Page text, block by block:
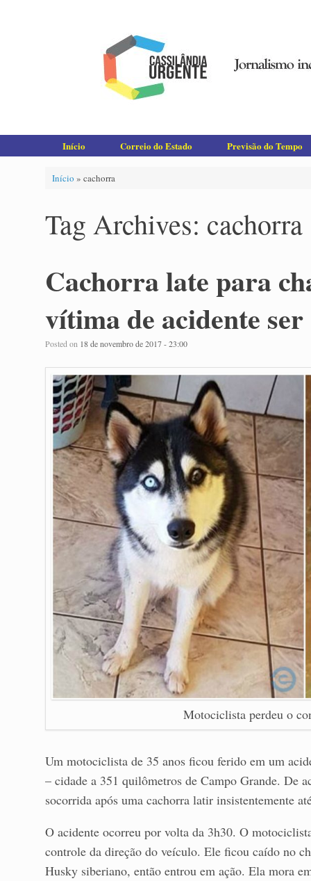
Início Correio do Estado Previsão do Tempo
Início » cachorra
Tag Archives: cachorra
Cachorra late para
vítima de acidente
Posted on 18 de novembro de 2017 - 23:00
Motociclista perdeu o
Um motociclista de 35 anos ficou ferido em um
– cidade a 351 quilômetros de Campo Grande. De
socorrida após uma cachorra latir insistentemente
O acidente ocorreu por volta da 3h30. O
controle da direção do veículo. Ele ficou caído no
Husky siberiano, então entrou em ação. Ela mora